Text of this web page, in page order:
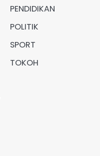
PENDIDIKAN
POLITIK
SPORT
TOKOH